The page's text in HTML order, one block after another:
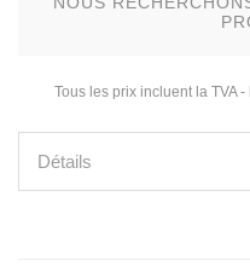
Tous les prix incluent la TVA
Détails